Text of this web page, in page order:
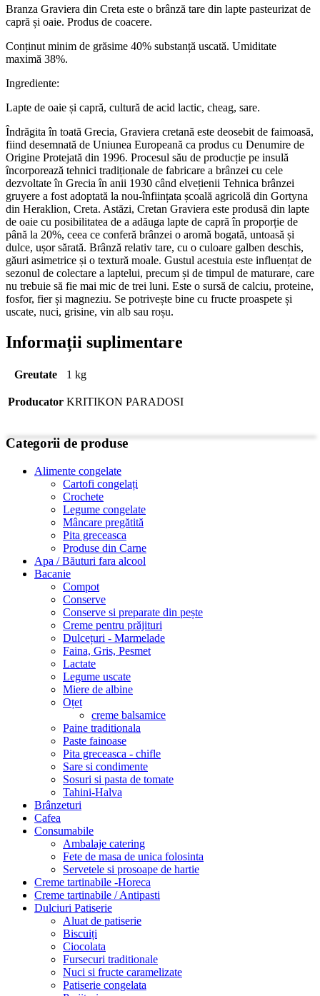
Branza Graviera din Creta este o brânză tare din lapte pasteurizat de
capră și oaie. Produs de coacere.
Conținut minim de grăsime 40% substanță uscată. Umiditate
maximă 38%.
Ingrediente:
Lapte de oaie și capră, cultură de acid lactic, cheag, sare.
Îndrăgita în toată Grecia, Graviera cretană este deosebit de faimoasă,
fiind desemnată de Uniunea Europeană ca produs cu Denumire de
Origine Protejată din 1996. Procesul său de producție pe insulă
încorporează tehnici tradiționale de fabricare a brânzei cu cele
dezvoltate în Grecia în anii 1930 când elvețienii Tehnica brânzei
gruyere a fost adoptată la nou-înființata școală agricolă din Gortyna
din Heraklion, Creta. Astăzi, Cretan Graviera este produsă din lapte
de oaie cu posibilitatea de a adăuga lapte de capră în proporție de
până la 20%, ceea ce conferă brânzei o aromă bogată, untoasă și
dulce, ușor sărată. Brânză relativ tare, cu o culoare galben deschis,
găuri asimetrice și o textură moale. Gustul acestuia este influențat de
sezonul de colectare a laptelui, precum și de timpul de maturare, care
nu trebuie să fie mai mic de trei luni. Este o sursă de calciu, proteine,
fosfor, fier și magneziu. Se potrivește bine cu fructe proaspete și
uscate, nuci, grisine, vin alb sau roșu.
Informații suplimentare
Greutate 1 kg
Producator KRITIKON PARADOSI
Categorii de produse
Alimente congelate
Cartofi congelați
Crochete
Legume congelate
Mâncare pregătită
Pita greceasca
Produse din Carne
Apa / Băuturi fara alcool
Bacanie
Compot
Conserve
Conserve si preparate din pește
Creme pentru prăjituri
Dulcețuri - Marmelade
Faina, Gris, Pesmet
Lactate
Legume uscate
Miere de albine
Oțet
creme balsamice
Paine traditionala
Paste fainoase
Pita greceasca - chifle
Sare si condimente
Sosuri si pasta de tomate
Tahini-Halva
Brânzeturi
Cafea
Consumabile
Ambalaje catering
Fete de masa de unica folosinta
Servetele si prosoape de hartie
Creme tartinabile -Horeca
Creme tartinabile / Antipasti
Dulciuri Patiserie
Aluat de patiserie
Biscuiți
Ciocolata
Fursecuri traditionale
Nuci si fructe caramelizate
Patiserie congelata